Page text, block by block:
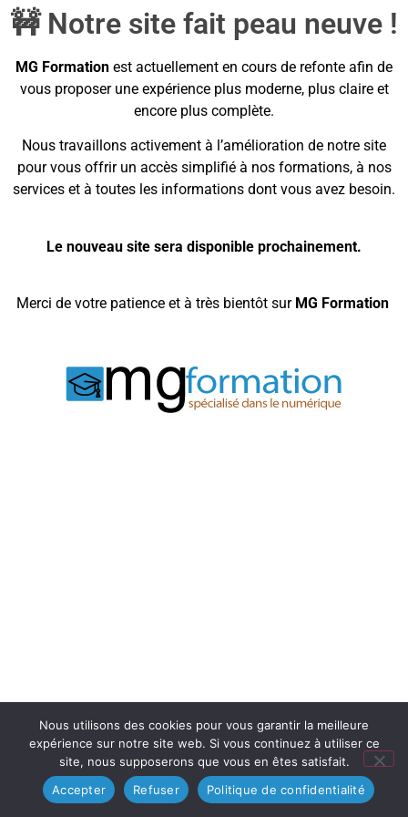
🚧 Notre site fait peau neuve !
MG Formation est actuellement en cours de refonte afin de
vous proposer une expérience plus moderne, plus claire et
encore plus complète.
Nous travaillons activement à l’amélioration de notre site
pour vous offrir un accès simplifié à nos formations, à nos
services et à toutes les informations dont vous avez besoin.
Le nouveau site sera disponible prochainement.
Merci de votre patience et à très bientôt sur MG Formation
Nous utilisons des cookies pour vous garantir la meilleure
expérience sur notre site web. Si vous continuez à utiliser ce
site, nous supposerons que vous en êtes satisfait.
Accepter
Refuser Politique de confidentialité